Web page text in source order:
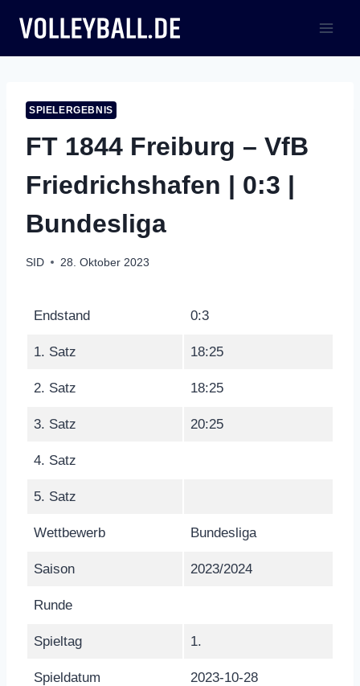
Inhalt
springen
SPIELERGEBNIS
FT 1844 Freiburg – VfB
Friedrichshafen | 0:3 |
Bundesliga
SID 28. Oktober 2023
Endstand 0:3
1. Satz 18:25
2. Satz 18:25
3. Satz 20:25
4. Satz
5. Satz
Wettbewerb Bundesliga
Saison 2023/2024
Runde
Spieltag 1.
Spieldatum 2023-10-28